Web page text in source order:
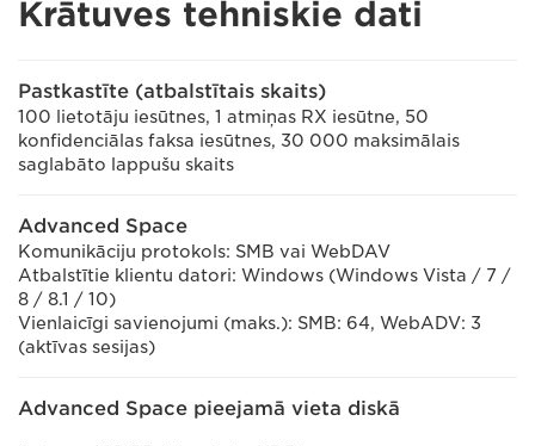
Krātuves tehniskie dati
Pastkastīte (atbalstītais skaits)
100 lietotāju iesūtnes, 1 atmiņas RX iesūtne, 50
konfidenciālas faksa iesūtnes, 30 000 maksimālais
saglabāto lappušu skaits
Advanced Space
Komunikāciju protokols: SMB vai WebDAV
Atbalstītie klientu datori: Windows (Windows Vista / 7 /
8 / 8.1 / 10)
Vienlaicīgi savienojumi (maks.): SMB: 64, WebADV: 3
(aktīvas sesijas)
Advanced Space pieejamā vieta diskā